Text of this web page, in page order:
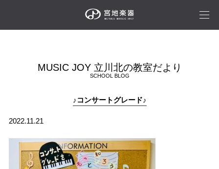
MUSIC JOY 立川北の教室だより
SCHOOL BLOG
♪コンサートグレード♪
2022.11.21